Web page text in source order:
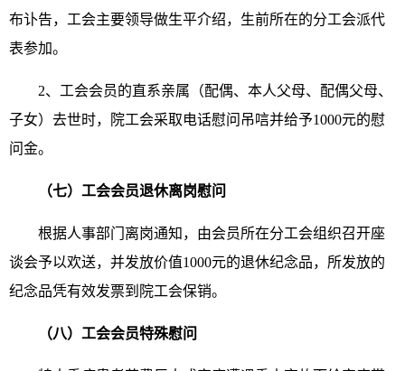
布讣告，工会主要领导做生平介绍，生前所在的分工会派代
表参加。
2、工会会员的直系亲属（配偶、本人父母、配偶父母、
子女）去世时，院工会采取电话慰问吊唁并给予1000元的慰
问金。
（七）工会会员退休离岗慰问
根据人事部门离岗通知，由会员所在分工会组织召开座
谈会予以欢送，并发放价值1000元的退休纪念品，所发放的
纪念品凭有效发票到院工会保销。
（八）工会会员特殊慰问